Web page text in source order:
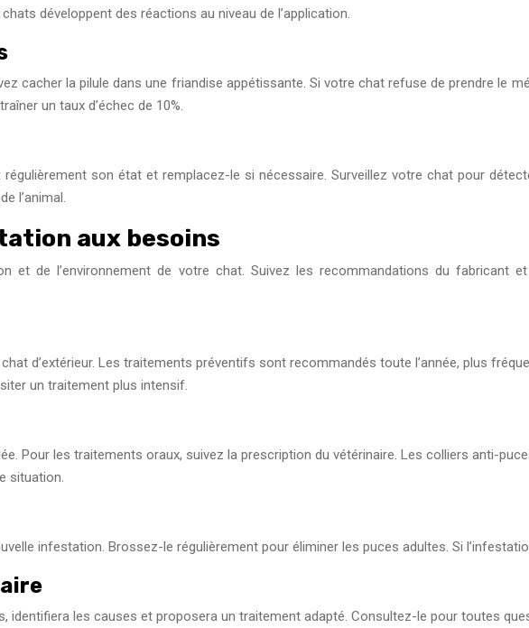
développent des réactions au niveau de l’application.
cacher la pilule dans une friandise appétissante. Si votre chat refuse de prendre le
un taux d’échec de 10%.
son état et remplacez-le si nécessaire. Surveillez votre chat pour
l’animal.
aux besoins
et de l’environnement de votre chat. Suivez les recommandations du fabricant
d’extérieur. Les traitements préventifs sont recommandés toute l’année, plus
un traitement plus intensif.
Pour les traitements oraux, suivez la prescription du vétérinaire. Les colliers anti-
situation.
infestation. Brossez-le régulièrement pour éliminer les puces adultes. Si
identifiera les causes et proposera un traitement adapté. Consultez-le pour toutes